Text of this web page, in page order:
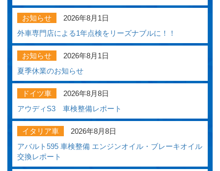
お知らせ
2026年8月1日
外車専門店による1年点検をリーズナブルに！！
お知らせ
2026年8月1日
夏季休業のお知らせ
ドイツ車
2026年8月8日
アウディS3 車検整備レポート
イタリア車
2026年8月8日
アバルト595 車検整備 エンジンオイル・ブレーキオイル
交換レポート